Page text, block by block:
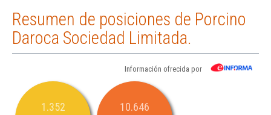
Resumen de posiciones de Porcino
Daroca Sociedad Limitada.
Información ofrecida por
1.352 10.646